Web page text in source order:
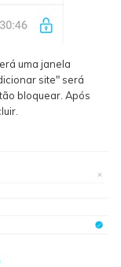
uma janela
site" será
bloquear. Após